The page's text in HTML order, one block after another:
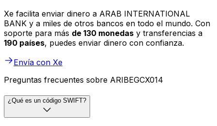
Xe facilita enviar dinero a ARAB INTERNATIONAL
BANK y a miles de otros bancos en todo el mundo. Con
soporte para más de 130 monedas y transferencias a
190 países, puedes enviar dinero con confianza.
Envía con Xe
Preguntas frecuentes sobre ARIBEGCX014
¿Qué es un código SWIFT?